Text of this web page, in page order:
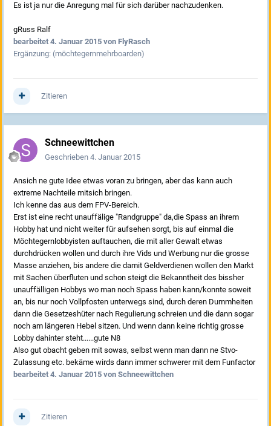
Es ist ja nur die Anregung mal für sich darüber nachzudenken.
gRuss Ralf
bearbeitet 4. Januar 2015 von FlyRasch
Ergänzung: (möchtegernmehrboarden)
Zitieren
Schneewittchen
Geschrieben 4. Januar 2015
Ansich ne gute Idee etwas voran zu bringen, aber das kann auch
extreme Nachteile mitsich bringen.
Ich kenne das aus dem FPV-Bereich.
Erst ist eine recht unauffälige "Randgruppe" da,die Spass an ihrem
Hobby hat und nicht weiter für aufsehen sorgt, bis auf einmal die
Möchtegernlobbyisten auftauchen, die mit aller Gewalt etwas
durchdrücken wollen und durch ihre Vids und Werbung nur die grosse
Masse anziehen, bis andere die damit Geldverdienen wollen den Markt
mit Sachen überfluten und schon steigt die Bekanntheit des bissher
unauffälligen Hobbys wo man noch Spass haben kann/konnte soweit
an, bis nur noch Vollpfosten unterwegs sind, durch deren Dummheiten
dann die Gesetzeshüter nach Regulierung schreien und die dann sogar
noch am längeren Hebel sitzen. Und wenn dann keine richtig grosse
Lobby dahinter steht......gute N8
Also gut obacht geben mit sowas, selbst wenn man dann ne Stvo-
Zulassung etc. bekäme wirds dann immer schwerer mit dem Funfactor
bearbeitet 4. Januar 2015 von Schneewittchen
Zitieren